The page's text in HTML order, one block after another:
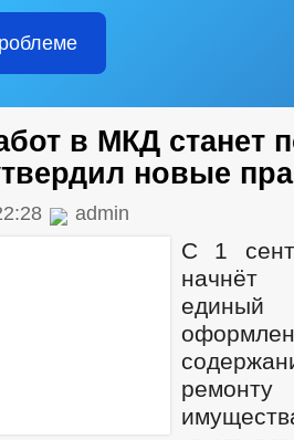
в МКД станет
новые
admin
С 1
начнёт